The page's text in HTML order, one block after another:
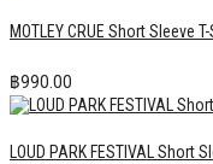
MOTLEY CRUE Short Sleeve
฿990.00
LOUD PARK FESTIVAL Short